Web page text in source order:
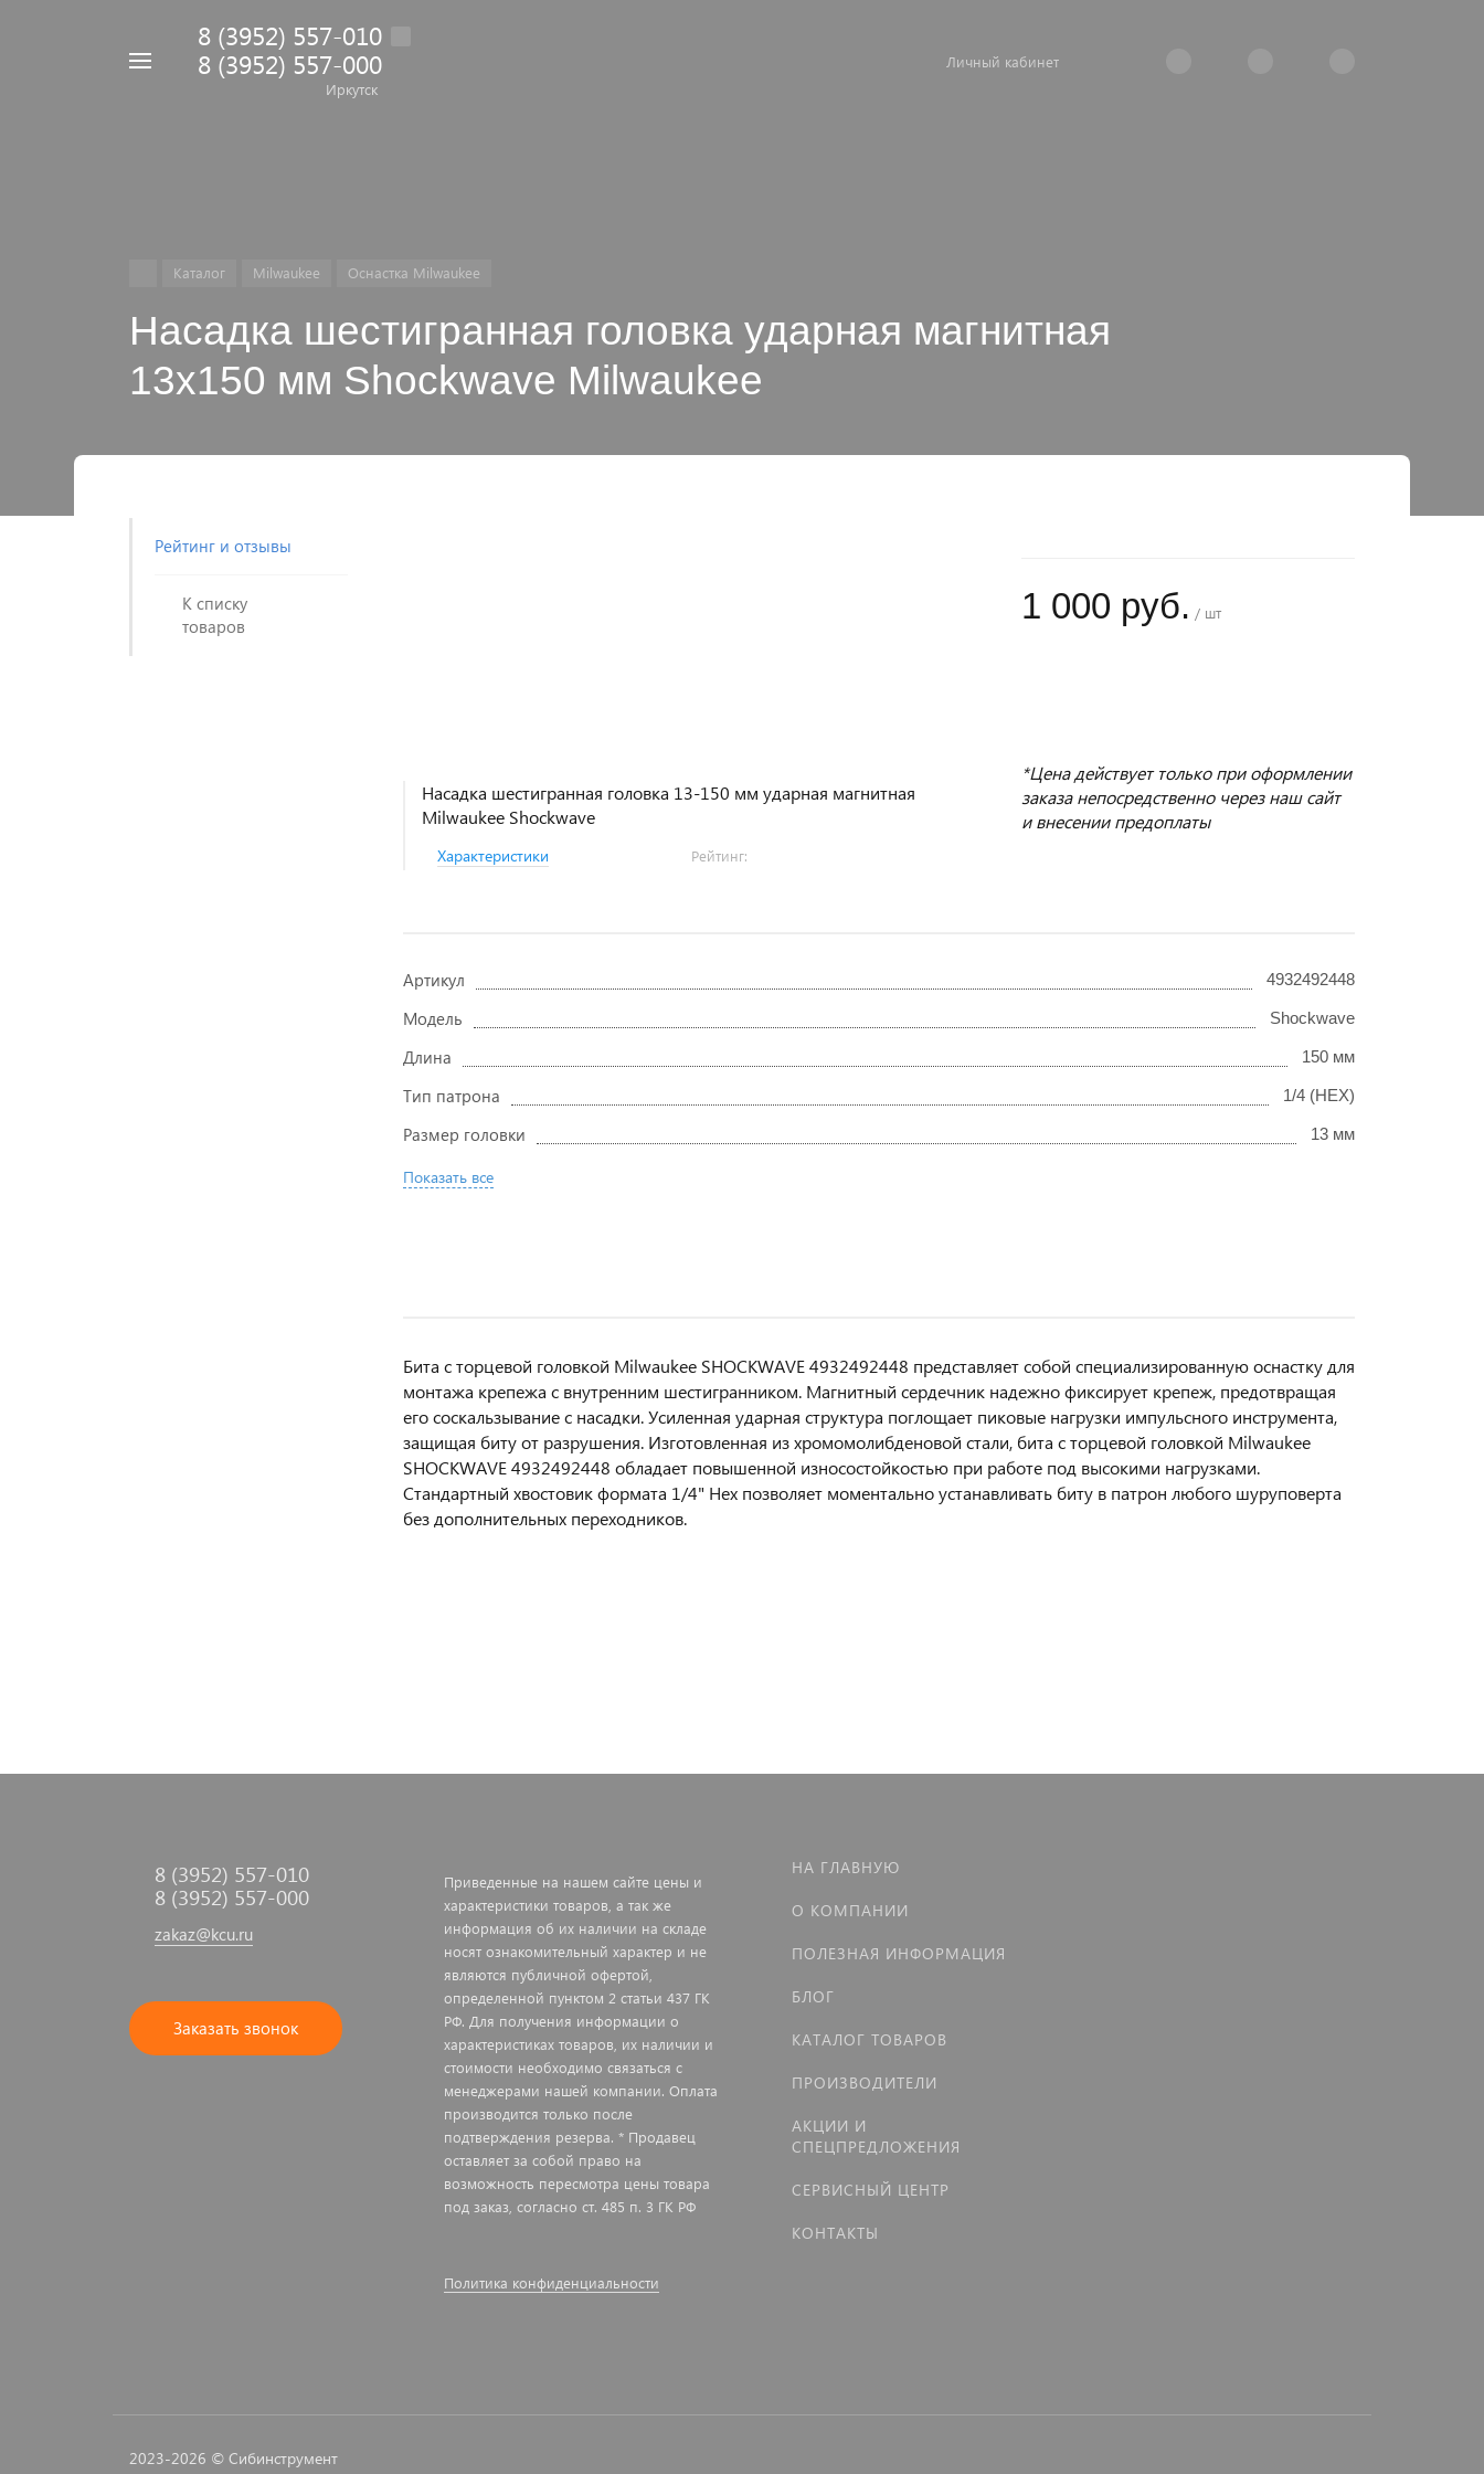
8 (3952) 557-010
8 (3952) 557-000
Иркутск
Личный кабинет
Каталог Milwaukee Оснастка Milwaukee
Насадка шестигранная головка ударная магнитная
13х150 мм Shockwave Milwaukee
Рейтинг и отзывы
К списку
товаров
Насадка шестигранная головка 13-150 мм ударная магнитная
Milwaukee Shockwave
Характеристики Рейтинг:
1 000 руб. / шт
*Цена действует только при оформлении
заказа непосредственно через наш сайт
и внесении предоплаты
Артикул 4932492448
Модель Shockwave
Длина 150 мм
Тип патрона 1/4 (HEX)
Размер головки 13 мм
Показать все
Бита с торцевой головкой Milwaukee SHOCKWAVE 4932492448 представляет собой специализированную оснастку для
монтажа крепежа с внутренним шестигранником. Магнитный сердечник надежно фиксирует крепеж, предотвращая
его соскальзывание с насадки. Усиленная ударная структура поглощает пиковые нагрузки импульсного инструмента,
защищая биту от разрушения. Изготовленная из хромомолибденовой стали, бита с торцевой головкой Milwaukee
SHOCKWAVE 4932492448 обладает повышенной износостойкостью при работе под высокими нагрузками.
Стандартный хвостовик формата 1/4" Hex позволяет моментально устанавливать биту в патрон любого шуруповерта
без дополнительных переходников.
8 (3952) 557-010
8 (3952) 557-000
zakaz@kcu.ru
Заказать звонок
Приведенные на нашем сайте цены и
характеристики товаров, а так же
информация об их наличии на складе
носят ознакомительный характер и не
являются публичной офертой,
определенной пунктом 2 статьи 437 ГК
РФ. Для получения информации о
характеристиках товаров, их наличии и
стоимости необходимо связаться с
менеджерами нашей компании. Оплата
производится только после
подтверждения резерва. * Продавец
оставляет за собой право на
возможность пересмотра цены товара
под заказ, согласно ст. 485 п. 3 ГК РФ
Политика конфиденциальности
НА ГЛАВНУЮ
О КОМПАНИИ
ПОЛЕЗНАЯ ИНФОРМАЦИЯ
БЛОГ
КАТАЛОГ ТОВАРОВ
ПРОИЗВОДИТЕЛИ
АКЦИИ И
СПЕЦПРЕДЛОЖЕНИЯ
СЕРВИСНЫЙ ЦЕНТР
КОНТАКТЫ
2023-2026 © Сибинструмент